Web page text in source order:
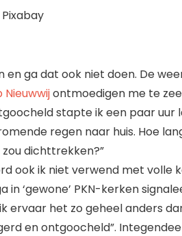
Pixabay
en ga dat ook niet doen. De
ontmoedigen me te
stapte ik een paar uur
regen naar huis. Hoe
dichttrekken?”
ook ik niet verwend met volle
in ‘gewone’ PKN-kerken
ervaar het zo geheel anders
en ontgoocheld”.